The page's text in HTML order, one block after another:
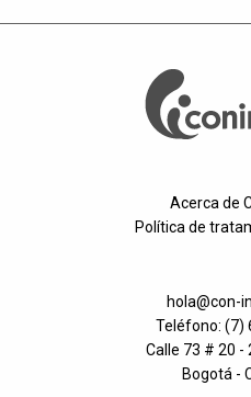
Acerca de
Política de
hola@con-
Teléfono: (7)
Calle 73 # 20 -
Bogotá -